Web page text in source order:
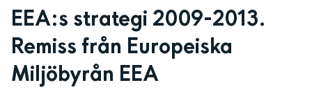
EEA:s strategi 2009-2013.
Remiss från Europeiska
Miljöbyrån EEA